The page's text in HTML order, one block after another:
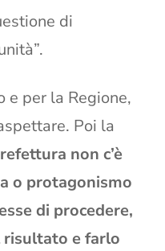
di
e per la Regione,
Poi la
non c’è
o protagonismo
di procedere,
risultato e farlo